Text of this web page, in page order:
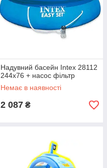
Надувний басейн Intex 28112
244х76 + насос фільтр
Немає в наявності
2 087 ₴